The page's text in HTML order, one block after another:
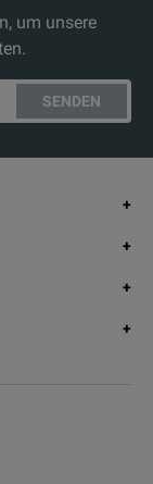
um unsere
SENDEN